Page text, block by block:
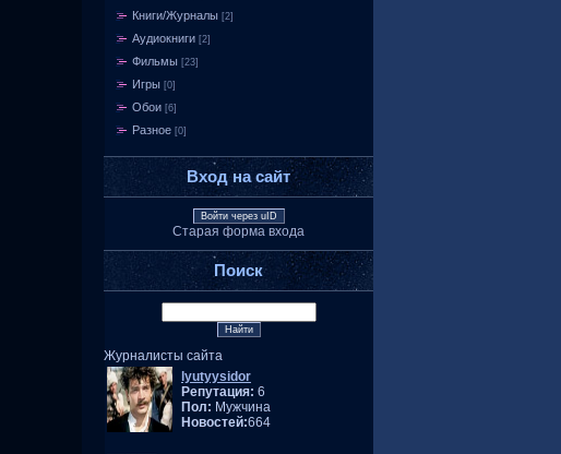
Книги/Журналы [2]
Аудиокниги [2]
Фильмы [23]
Игры [0]
Обои [6]
Разное [0]
Вход на сайт
Войти через uID
Старая форма входа
Поиск
Журналисты сайта
lyutyysidor
Репутация: 6
Пол: Мужчина
Новостей:664